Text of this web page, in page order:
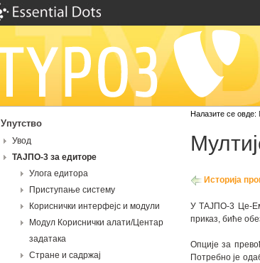
Упутство
Увод
ТАЈПО-3 за едиторе
Улога eдитора
Приступање систему
Кориснички интерфејс и модули
Модул Кориснички алати/Центар
задатака
Стране и садржај
Налазите се овде:
Историја
У ТАЈПО-3 Це-
приказ, биће
Опције за
Потребно је